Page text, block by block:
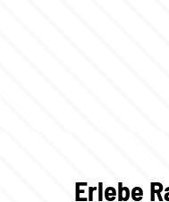
Erlebe